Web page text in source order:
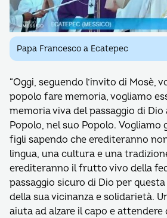
Papa Francesco a Ecatepec
“Oggi, seguendo l’invito di Mosè,
popolo fare memoria, vogliamo
memoria viva del passaggio di
Popolo, nel suo Popolo. Vogliamo
figli sapendo che erediteranno
lingua, una cultura e una
erediteranno il frutto vivo della
passaggio sicuro di Dio per
della sua vicinanza e solidarietà.
aiuta ad alzare il capo e attendere